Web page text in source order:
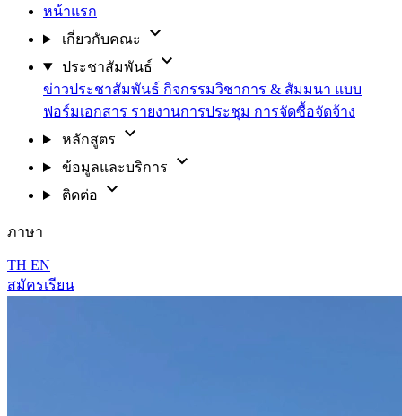
หน้าแรก
เกี่ยวกับคณะ
expand_more
ประชาสัมพันธ์ expand_more
ข่าวประชาสัมพันธ์ กิจกรรมวิชาการ & สัมมนา แบบ
ฟอร์มเอกสาร รายงานการประชุม การจัดซื้อจัดจ้าง
หลักสูตร
expand_more
ข้อมูลและบริการ expand_more
ติดต่อ expand_more
ภาษา
TH EN
สมัครเรียน